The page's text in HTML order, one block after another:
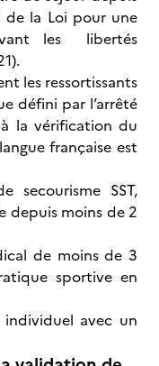
la Loi pour une
les libertés
les ressortissants
défini par l’arrêté
la vérification du
française est
secourisme SST,
depuis moins de 2
de moins de 3
sportive en
avec un